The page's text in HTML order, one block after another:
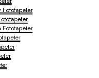
Fototapeter
Fototapeter